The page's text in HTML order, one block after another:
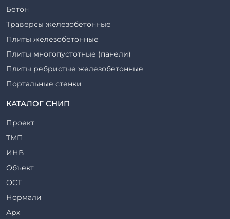
Бетон
Траверсы железобетонные
Плиты железобетонные
Плиты многопустотные (панели)
Плиты ребристые железобетонные
Портальные стенки
Прогоны железобетонные
Ригели железобетонные
Сваи железобетонные
Стеновые блоки
Стойки железобетонные
Столбы железобетонные
Закладные детали
КАТАЛОГ СНИП
Проект
ТМП
ИНВ
Объект
ОСТ
Нормали
Арх